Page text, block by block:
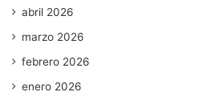
abril 2026
marzo 2026
febrero 2026
enero 2026